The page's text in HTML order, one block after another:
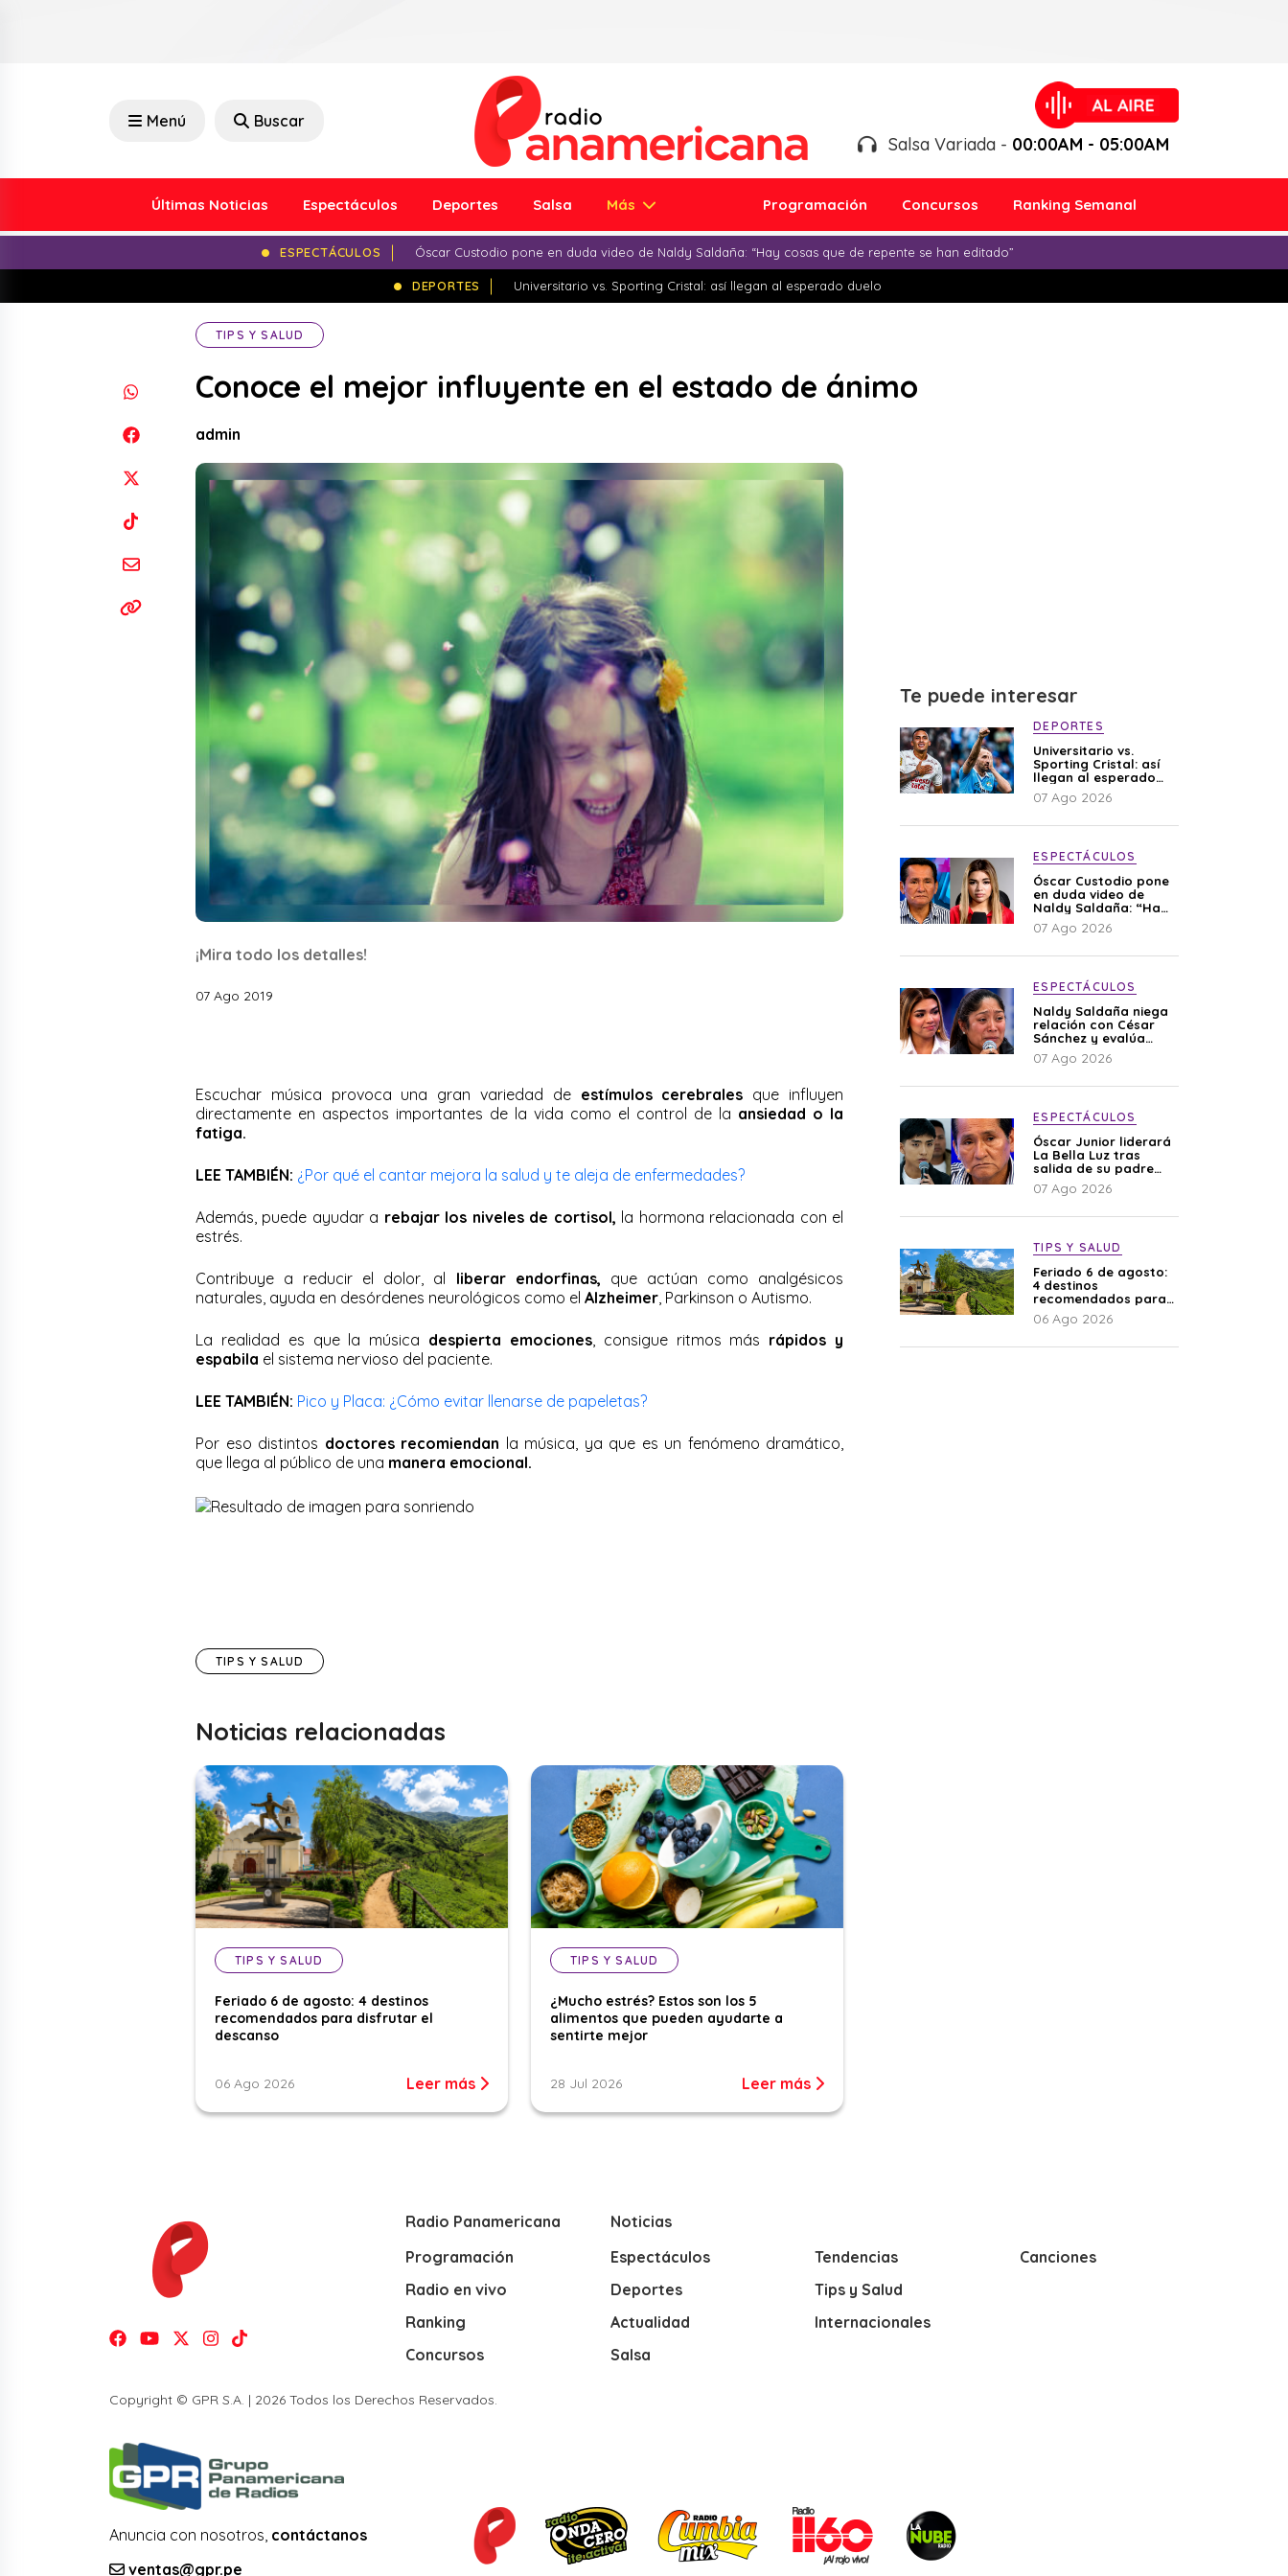
Menú Buscar
Salsa Variada - 00:00AM - 05:00AM
Últimas Noticias Espectáculos Deportes Salsa Más Programación Concursos Ranking Semanal
ESPECTÁCULOS Óscar Custodio pone en duda video de Naldy Saldaña: “Hay cosas que de repente se han editado”
DEPORTES Universitario vs. Sporting Cristal: así llegan al esperado duelo
TIPS Y SALUD
Conoce el mejor influyente en el estado de ánimo
admin
¡Mira todo los detalles!
07 Ago 2019
Escuchar música provoca una gran variedad deestímulos cerebrales que influyen
directamente en aspectos importantes de la vida como el control de la ansiedad o la
fatiga.
LEE TAMBIÉN: ¿Por qué el cantar mejora la salud y te aleja de enfermedades?
Además, puede ayudar a rebajar los niveles de cortisol, la hormona relacionada con el
estrés.
Contribuye a reducir el dolor, al liberar endorfinas, que actúan como analgésicos
naturales, ayuda en desórdenes neurológicos como el Alzheimer , Parkinson o Autismo.
La realidad es que la música despierta emociones, consigue ritmos más rápidos y
espabila el sistema nervioso del paciente.
LEE TAMBIÉN: Pico y Placa: ¿Cómo evitar llenarse de papeletas?
Por eso distintos doctores recomiendan la música, ya que es un fenómeno dramático,
que llega al público de una manera emocional.
TIPS Y SALUD
Noticias relacionadas
TIPS Y SALUD
Feriado 6 de agosto: 4 destinos
recomendados para disfrutar el
descanso
06 Ago 2026 Leer más
TIPS Y SALUD
¿Mucho estrés? Estos son los 5
alimentos que pueden ayudarte a
sentirte mejor
28 Jul 2026 Leer más
Te puede interesar
DEPORTES
Universitario vs.
Sporting Cristal: así
llegan al esperado
duelo
07 Ago 2026
ESPECTÁCULOS
Óscar Custodio pone
en duda video de
Naldy Saldaña: “Hay
cosas que de repente
se han editado”
07 Ago 2026
ESPECTÁCULOS
Naldy Saldaña niega
relación con César
Sánchez y evalúa
denunciar a su
esposa: “Es una
07 Ago 2026
ESPECTÁCULOS
Óscar Junior liderará
La Bella Luz tras
salida de su padre
por polémica con
Naldy Saldaña
07 Ago 2026
TIPS Y SALUD
Feriado 6 de agosto:
4 destinos
recomendados para
disfrutar el descanso
06 Ago 2026
Radio Panamericana
Programación
Radio en vivo
Ranking
Concursos
Noticias
Espectáculos
Deportes
Actualidad
Salsa
Tendencias
Tips y Salud
Internacionales
Canciones
Copyright © GPR S.A. | 2026 Todos los Derechos Reservados.
Anuncia con nosotros, contáctanos
ventas@gpr.pe